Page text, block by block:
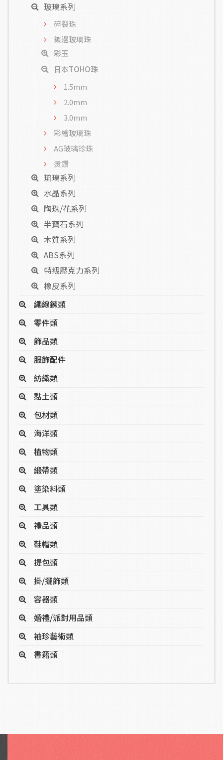
玻璃系列
碎裂珠
鍍邊玻璃珠
彩玉
日本TOHO珠
1.5mm
2.0mm
3.0mm
彩繪玻璃珠
AG玻璃珍珠
燙鑽
琉璃系列
水晶系列
陶珠/花系列
半寶石系列
木質系列
ABS系列
特級壓克力系列
橡皮系列
繩線鍊類
零件類
飾品類
服飾配件
紡織類
黏土類
包材類
海洋類
植物類
緞帶類
塗染料類
工具類
禮品類
鞋帽類
提包類
掛/擺飾類
容器類
婚禮/派對用品類
袖珍藝術類
書籍類